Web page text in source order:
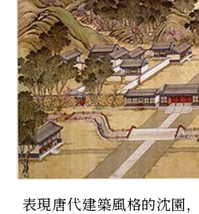
表現唐代建築風格的沈園